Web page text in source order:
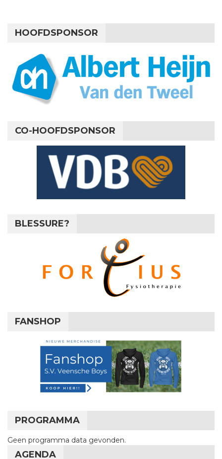
HOOFDSPONSOR
CO-HOOFDSPONSOR
BLESSURE?
FANSHOP
PROGRAMMA
Geen programma data gevonden.
AGENDA